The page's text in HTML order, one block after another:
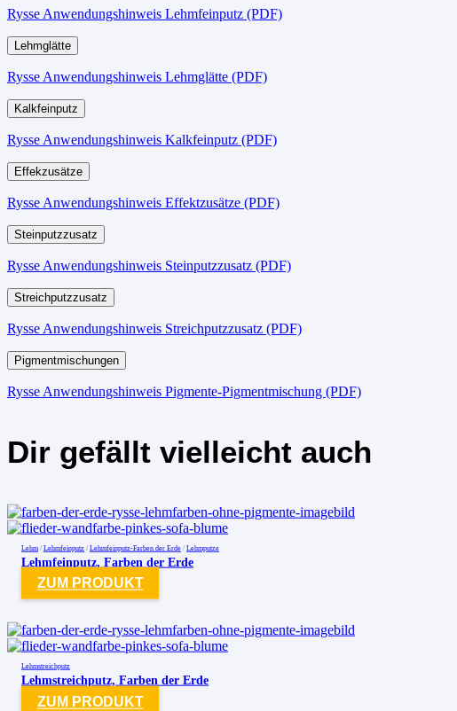
Rysse Anwendungshinweis Lehmfeinputz (PDF)
Lehmglätte
Rysse Anwendungshinweis Lehmglätte (PDF)
Kalkfeinputz
Rysse Anwendungshinweis Kalkfeinputz (PDF)
Effekzusätze
Rysse Anwendungshinweis Effektzusätze (PDF)
Steinputzzusatz
Rysse Anwendungshinweis Steinputzzusatz (PDF)
Streichputzzusatz
Rysse Anwendungshinweis Streichputzzusatz (PDF)
Pigmentmischungen
Rysse Anwendungshinweis Pigmente-Pigmentmischung (PDF)
Dir gefällt vielleicht auch
Lehm / Lehmfeinputz / Lehmfeinputz-Farben der Erde / Lehmputze
Lehmfeinputz, Farben der Erde
ZUM PRODUKT
Lehmstreichputz
Lehmstreichputz, Farben der Erde
ZUM PRODUKT